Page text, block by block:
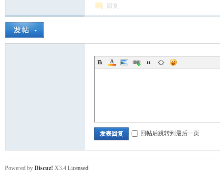
回复
发表回复 回帖后跳转到最后一页
Powered by Discuz! X3.4 Licensed